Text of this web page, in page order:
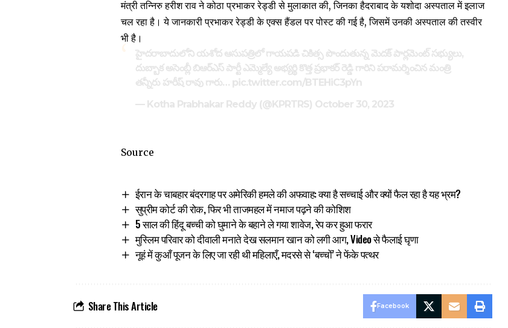
मंत्री तन्निरु हरीश राव ने कोठा प्रभाकर रेड्डी से मुलाकात की, जिनका हैदराबाद के यशोदा अस्पताल में इलाज
चल रहा है। ये जानकारी प्रभाकर रेड्डी के एक्स हैंडल पर पोस्ट की गई है, जिसमें उनकी अस्पताल की तस्वीर
भी है।
హైదరాబాదులోని యశోద ఆసుపత్రిలో గాయపడి చికిత్స పొందుతున్న మెదక్ పార్లమెంట్ సభ్యులు,
దుబ్బాక అసెంబ్లీ బిఆర్ఎస్ పార్టీ ఎమ్మెల్యే అభ్యర్థి కొత్త ప్రభాకర్ రెడ్డి గారిని పరామర్శించిన మంత్రి
తన్నీరు హరీష్ రావు గారు… pic.twitter.com/BTEHiC3pYn
— Kotha Prabhakar Reddy (@KPRTRS) October 30, 2023
Source
ईरान के चाबहार बंदरगाह पर अमेरिकी हमले की अफवाह: क्या है सच्चाई और क्यों फैल रहा है यह भ्रम?
सुप्रीम कोर्ट की रोक, फिर भी ताजमहल में नमाज पढ़ने की कोशिश
5 साल की हिंदू बच्ची को घुमाने के बहाने ले गया शावेज, रेप कर हुआ फरार
मुस्लिम परिवार को दीवाली मनाते देख सलमान खान को लगी आग, Video से फैलाई घृणा
नूहं में कुआँ पूजन के लिए जा रही थी महिलाएँ, मदरसे से ‘बच्चों’ ने फेंके पत्थर
Share This Article Facebook